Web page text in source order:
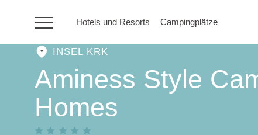
Hotels und Resorts Campingplätze
Hotels und Resorts
INSEL KRK
Aminess Style
Homes